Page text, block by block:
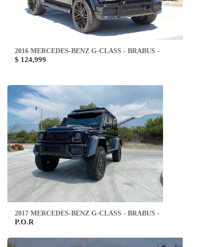
2016 MERCEDES-BENZ G-CLASS - BRABUS -
$ 124,999
2017 MERCEDES-BENZ G-CLASS - BRABUS -
P.O.R